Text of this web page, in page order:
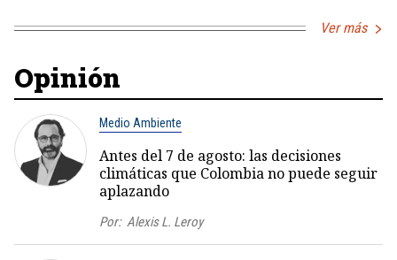
Ver más
Opinión
Medio Ambiente
Antes del 7 de agosto: las decisiones
climáticas que Colombia no puede seguir
aplazando
Por: Alexis L. Leroy